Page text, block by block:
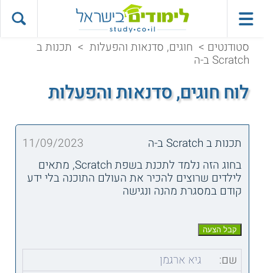
סטודנטים > חוגים, סדנאות והפעלות > תכנות ב
Scratch ב-ה
לוח חוגים, סדנאות והפעלות
תכנות ב Scratch ב-ה
11/09/2023
בחוג הזה נלמד לתכנת בשפת Scratch, מתאים
לילדים שרוצים להכיר את העולם התוכנה בלי ידע
קודם במסגרת מהנה ונגישה
שם:
גיא ארגמן